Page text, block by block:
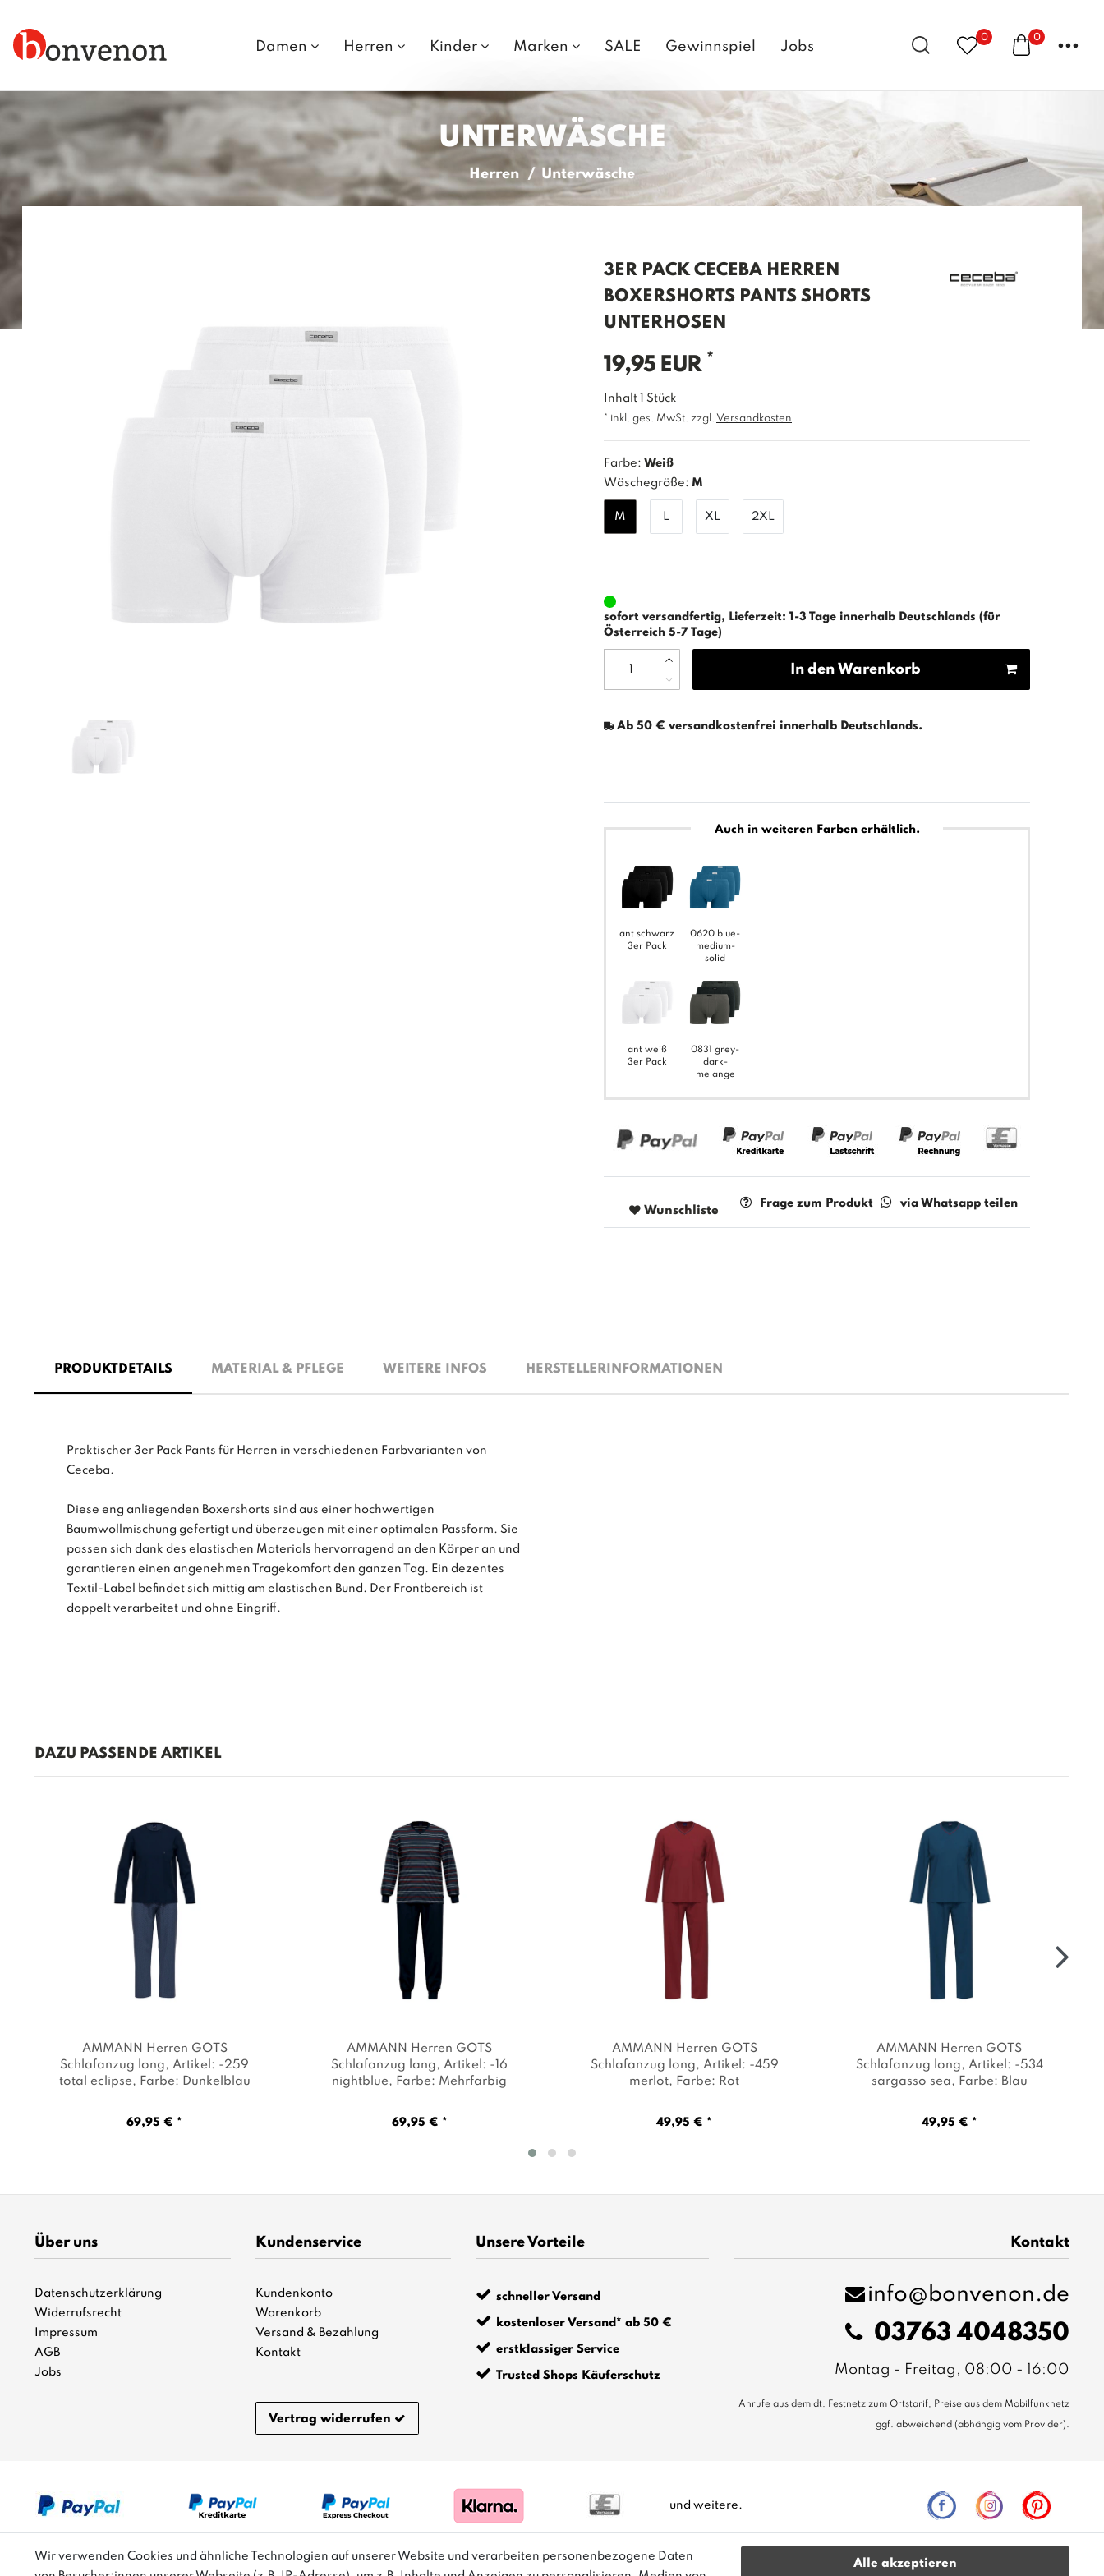
Damen Herren Kinder Marken SALE Gewinnspiel Jobs
0 0 ...
UNTERWÄSCHE
Herren Unterwäsche
3ER PACK CECEBA HERREN
BOXERSHORTS PANTS SHORTS
UNTERHOSEN
19,95 EUR *
Inhalt Stück
* inkl. ges. MwSt. zzgl. Versandkosten
Farbe: Weiß
Wäschegröße: M
M L XL 2XL
sofort versandfertig, Lieferzeit: 1-3 Tage innerhalb Deutschlands (für
Österreich 5-7 Tage)
In den Warenkorb
Ab 50 € versandkostenfrei innerhalb Deutschlands.
Auch in weiteren Farben erhältlich.
ant schwarz
3er Pack
ant weiß
3er Pack
0620 blue-
medium-
solid
0831 grey-
dark-
melange
Wunschliste
Frage zum Produkt via Whatsapp teilen
PRODUKTDETAILS MATERIAL & PFLEGE WEITERE INFOS HERSTELLERINFORMATIONEN
Praktischer 3er Pack Pants für Herren in verschiedenen Farbvarianten von
Ceceba.
Diese eng anliegenden Boxershorts sind aus einer hochwertigen
Baumwollmischung gefertigt und überzeugen mit einer optimalen Passform. Sie
passen sich dank des elastischen Materials hervorragend an den Körper an und
garantieren einen angenehmen Tragekomfort den ganzen Tag. Ein dezentes
Textil-Label befindet sich mittig am elastischen Bund. Der Frontbereich ist
doppelt verarbeitet und ohne Eingriff.
DAZU PASSENDE ARTIKEL
AMMANN Herren GOTS
Schlafanzug long, Artikel: -259
total eclipse, Farbe: Dunkelblau
69,95 € *
AMMANN Herren GOTS
Schlafanzug lang, Artikel: -16
nightblue, Farbe: Mehrfarbig
69,95 € *
AMMANN Herren GOTS
Schlafanzug long, Artikel: -459
merlot, Farbe: Rot
49,95 € *
AMMANN Herren GOTS
Schlafanzug long, Artikel: -534
sargasso sea, Farbe: Blau
49,95 € *
Über uns
Datenschutzerklärung
Widerrufsrecht
Impressum
AGB
Jobs
Kundenservice
Kundenkonto
Warenkorb
Versand & Bezahlung
Kontakt
Vertrag widerrufen
Unsere Vorteile
schneller Versand
kostenloser Versand* ab 50 €
erstklassiger Service
Trusted Shops Käuferschutz
Kontakt
info@bonvenon.de
03763 4048350
Montag - Freitag, 08:00 - 16:00
Anrufe aus dem dt. Festnetz zum Ortstarif, Preise aus dem Mobilfunknetz
ggf. abweichend (abhängig vom Provider).
und weitere.
Wir verwenden Cookies und ähnliche Technologien auf unserer Website und verarbeiten personenbezogene Daten
Alle akzeptieren